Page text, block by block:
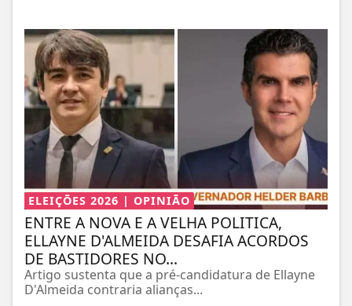
ELEIÇÕES 2026 | OPINIÃO
ENTRE A NOVA E A VELHA POLITICA,
ELLAYNE D'ALMEIDA DESAFIA ACORDOS
DE BASTIDORES NO...
Artigo sustenta que a pré-candidatura de Ellayne
D'Almeida contraria alianças...